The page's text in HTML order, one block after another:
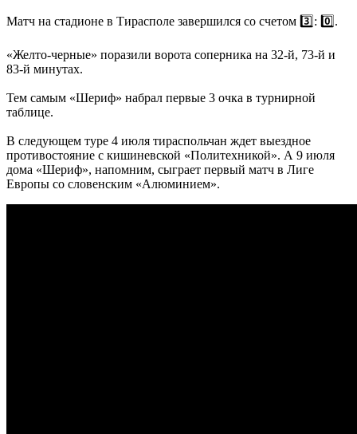
Матч на стадионе в Тирасполе завершился со счетом 3️⃣: 0️⃣.
«Желто-черные» поразили ворота соперника на 32-й, 73-й и
83-й минутах.
Тем самым «Шериф» набрал первые 3 очка в турнирной
таблице.
В следующем туре 4 июля тираспольчан ждет выездное
противостояние с кишиневской «Политехникой». А 9 июля
дома «Шериф», напомним, сыграет первый матч в Лиге
Европы со словенским «Алюминием».